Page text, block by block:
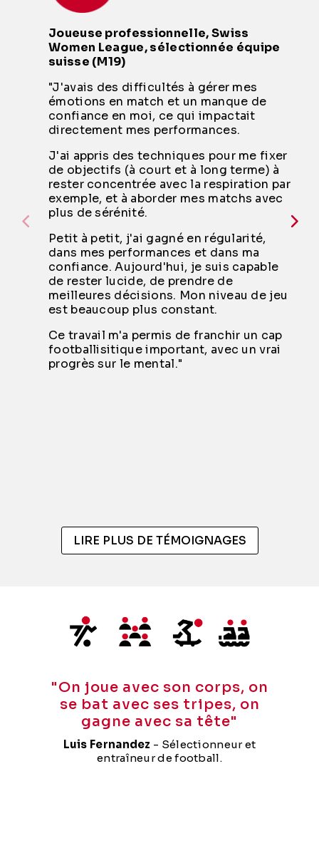
Joueuse professionnelle, Swiss
Women League, sélectionnée équipe
suisse (M19)
"J'avais des difficultés à gérer mes
émotions en match et un manque de
confiance en moi, ce qui impactait
directement mes performances.
J'ai appris des techniques pour me fixer
de objectifs (à court et à long terme) à
rester concentrée avec la respiration par
exemple, et à aborder mes matchs avec
plus de sérénité.
Petit à petit, j'ai gagné en régularité,
dans mes performances et dans ma
confiance. Aujourd'hui, je suis capable
de rester lucide, de prendre de
meilleures décisions. Mon niveau de jeu
est beaucoup plus constant.
Ce travail m'a permis de franchir un cap
footballisitique important, avec un vrai
progrès sur le mental."
LIRE PLUS DE TÉMOIGNAGES
"On joue avec son corps, on
se bat avec ses tripes, on
gagne avec sa tête"
Luis Fernandez - Sélectionneur et
entraîneur de football.